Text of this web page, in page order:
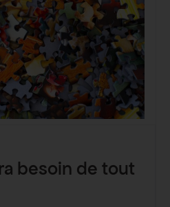
besoin de tout